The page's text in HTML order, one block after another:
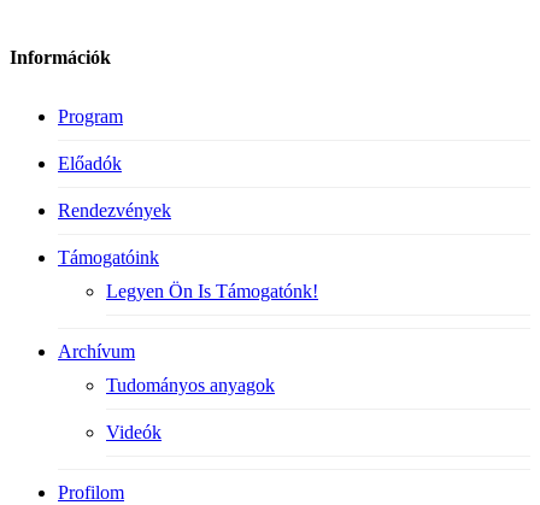
Információk
Program
Előadók
Rendezvények
Támogatóink
Legyen Ön Is Támogatónk!
Archívum
Tudományos anyagok
Videók
Profilom